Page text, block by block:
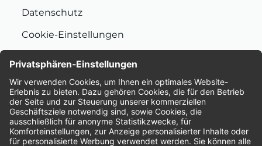
Datenschutz
Cookie-Einstellungen
Bewertungen